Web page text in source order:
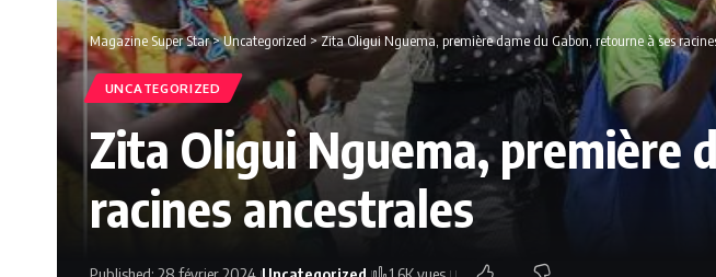
Magazine Super Star>Uncategorized >Zita Oligui Nguema, première dame du Gabon, retourne à ses
UNCATEGORIZED
Zita Oligui Nguema, première
racines ancestrales